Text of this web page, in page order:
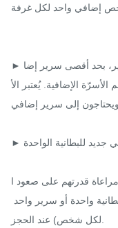
إضافي واحد لكل غرفة.
► سرير إضافي: 1000 دولار تايواني جديد للسرير، بحد أقصى سرير إضا
الإضافية. يُعتبر الأ
ويحتاجون إلى سرير إضافي.
► بطانية إضافية: 200 دولار تايواني جديد للبطانية الواحدة
قدرتهم على صعود ا
لكل شخص) عند الحجز.